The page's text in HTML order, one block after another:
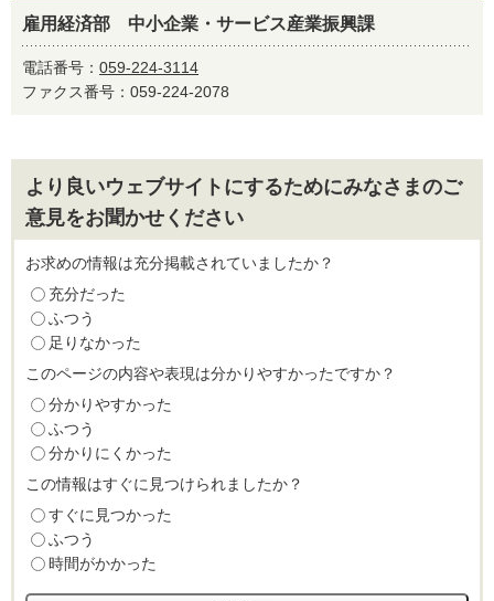
雇用経済部 中小企業・サービス産業振興課
電話番号： 059-224-3114
ファクス番号：059-224-2078
より良いウェブサイトにするためにみなさまのご
意見をお聞かせください
お求めの情報は充分掲載されていましたか？
充分だった
ふつう
足りなかった
このページの内容や表現は分かりやすかったですか？
分かりやすかった
ふつう
分かりにくかった
この情報はすぐに見つけられましたか？
すぐに見つかった
ふつう
時間がかかった